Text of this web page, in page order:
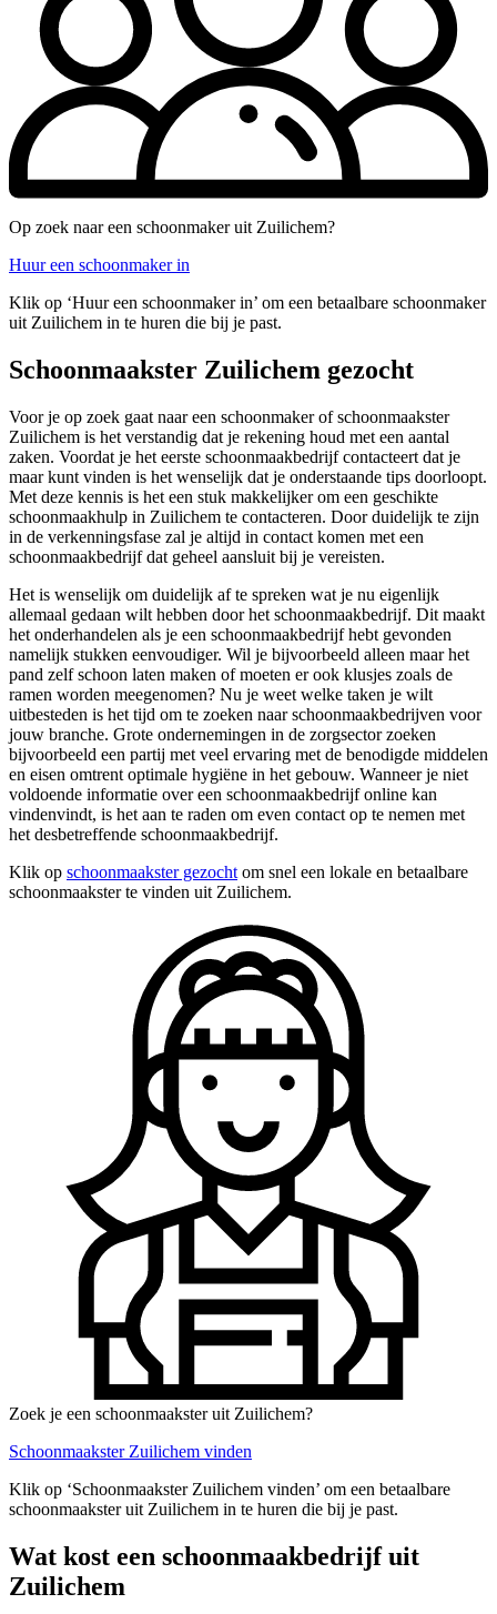
Op zoek naar een schoonmaker uit Zuilichem?
Huur een schoonmaker in
Klik op ‘Huur een schoonmaker in’ om een betaalbare schoonmaker
uit Zuilichem in te huren die bij je past.
Schoonmaakster Zuilichem gezocht
Voor je op zoek gaat naar een schoonmaker of schoonmaakster
Zuilichem is het verstandig dat je rekening houd met een aantal
zaken. Voordat je het eerste schoonmaakbedrijf contacteert dat je
maar kunt vinden is het wenselijk dat je onderstaande tips doorloopt.
Met deze kennis is het een stuk makkelijker om een geschikte
schoonmaakhulp in Zuilichem te contacteren. Door duidelijk te zijn
in de verkenningsfase zal je altijd in contact komen met een
schoonmaakbedrijf dat geheel aansluit bij je vereisten.
Het is wenselijk om duidelijk af te spreken wat je nu eigenlijk
allemaal gedaan wilt hebben door het schoonmaakbedrijf. Dit maakt
het onderhandelen als je een schoonmaakbedrijf hebt gevonden
namelijk stukken eenvoudiger. Wil je bijvoorbeeld alleen maar het
pand zelf schoon laten maken of moeten er ook klusjes zoals de
ramen worden meegenomen? Nu je weet welke taken je wilt
uitbesteden is het tijd om te zoeken naar schoonmaakbedrijven voor
jouw branche. Grote ondernemingen in de zorgsector zoeken
bijvoorbeeld een partij met veel ervaring met de benodigde middelen
en eisen omtrent optimale hygiëne in het gebouw. Wanneer je niet
voldoende informatie over een schoonmaakbedrijf online kan
vindenvindt, is het aan te raden om even contact op te nemen met
het desbetreffende schoonmaakbedrijf.
Klik op schoonmaakster gezocht om snel een lokale en betaalbare
schoonmaakster te vinden uit Zuilichem.
Zoek je een schoonmaakster uit Zuilichem?
Schoonmaakster Zuilichem vinden
Klik op ‘Schoonmaakster Zuilichem vinden’ om een betaalbare
schoonmaakster uit Zuilichem in te huren die bij je past.
Wat kost een schoonmaakbedrijf uit
Zuilichem